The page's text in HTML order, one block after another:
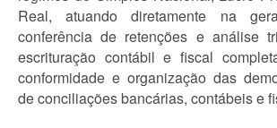
Real, atuando diretamente na
conferência de retenções e análise
escrituração contábil e fiscal
conformidade e organização das
de conciliações bancárias, contábeis e